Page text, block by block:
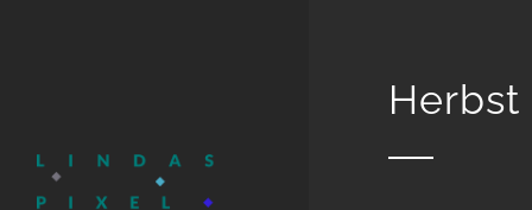
Herbst